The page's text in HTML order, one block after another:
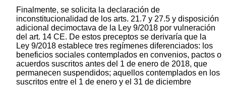
Finalmente, se solicita la declaración de
inconstitucionalidad de los arts. 21.7 y 27.5 y disposición
adicional decimoctava de la Ley 9/2018 por vulneración
del art. 14 CE. De estos preceptos se derivaría que la
Ley 9/2018 establece tres regímenes diferenciados: los
beneficios sociales contemplados en convenios, pactos o
acuerdos suscritos antes del 1 de enero de 2018, que
permanecen suspendidos; aquellos contemplados en los
suscritos entre el 1 de enero y el 31 de diciembre